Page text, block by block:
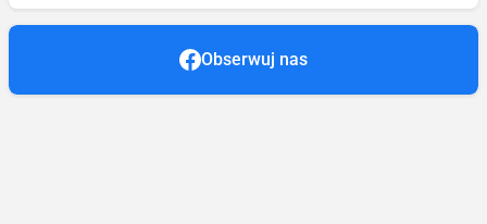
Obserwuj nas